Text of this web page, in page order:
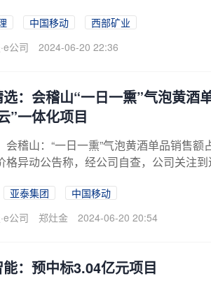
中国移动
西部矿业
公司
2024-06-20 22:36
：会稽山“一日一熏”气泡黄酒
”一体化项目
会稽山：“一日一熏”气泡黄酒单品销售
格异动公告称，经公司自查，公司关注
亚泰集团
中国移动
公司
郑灶金 2024-06-20 20:54
：预中标3.04亿元项目